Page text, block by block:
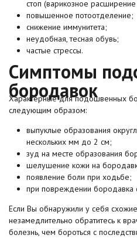
стоп (варикозное
повышенное потоотделение;
снижение иммунитета;
неудобная, тесная обувь;
частые стрессы.
Симптомы
бородавок
Характерные для подошвенных
следующим образом:
выпуклые образования
нескольких мм до 2 см;
зуд на месте образования
шелушение кожи на
появление боли при ходьбе;
при повреждении бородавка
Если Вы обнаружили у себя
незамедлительно обратитесь к
болезнь, чем бороться с